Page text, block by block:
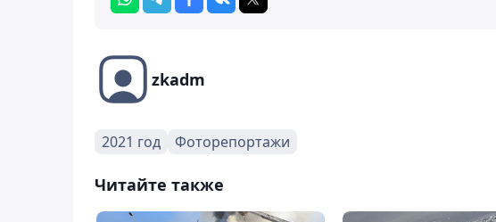
zkadm
2021 год Фоторепортажи
Читайте также